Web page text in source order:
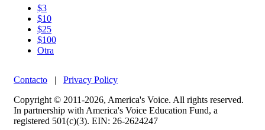
$3
$10
$25
$100
Otra
Contacto | Privacy Policy
Copyright © 2011-2026, America's Voice. All rights reserved.
In partnership with America's Voice Education Fund, a
registered 501(c)(3). EIN: 26-2624247